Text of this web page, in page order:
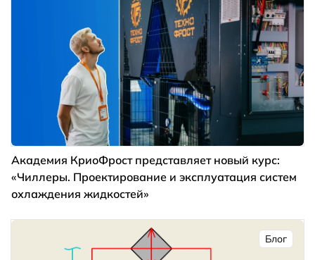
Академия КриоФрост представляет новый курс:
«Чиллеры. Проектирование и эксплуатация систем
охлаждения жидкостей»
Блог